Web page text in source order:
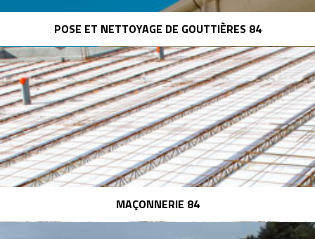
POSE ET NETTOYAGE DE GOUTTIÈRES 84
MAÇONNERIE 84